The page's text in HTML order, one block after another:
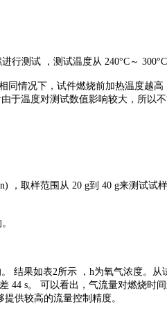
测试 ，测试温度从 240°C～ 300°C
同情况下，试件燃烧前加热温度越
于温度对测试数值影响较大，所以
，取样范围从 20 g到 40 g来测试试
结果如表2所示 ，h为氧气浓度。从
44 s。 可以看出，气流量对燃烧时
供较高的流量控制精度。